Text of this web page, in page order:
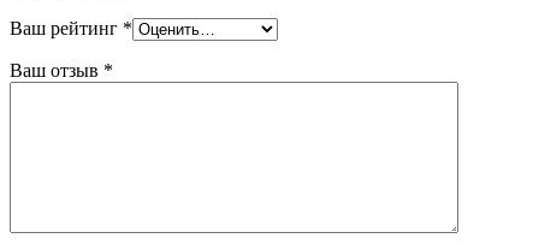
Ваш рейтинг *
Ваш отзыв *